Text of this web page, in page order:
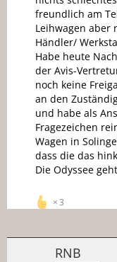
freundlich am
Leihwagen
Händler/
Habe heute
der Avis-
noch keine
an den
und habe als
Fragezeichen
Wagen in
dass die das
Die Odyssee
3
RNB